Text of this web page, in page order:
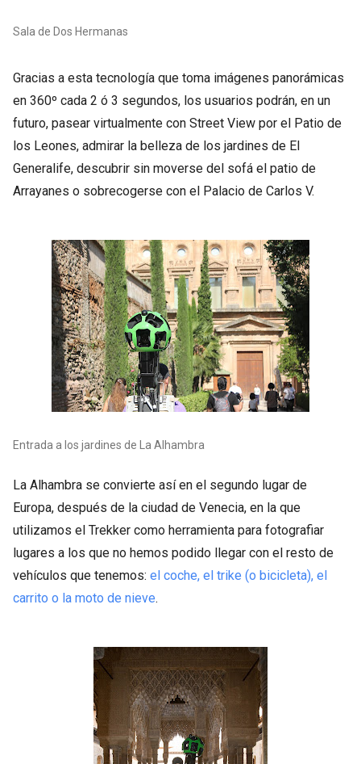
Sala de Dos Hermanas
Gracias a esta tecnología que toma imágenes panorámicas
en 360º cada 2 ó 3 segundos, los usuarios podrán, en un
futuro, pasear virtualmente con Street View por el Patio de
los Leones, admirar la belleza de los jardines de El
Generalife, descubrir sin moverse del sofá el patio de
Arrayanes o sobrecogerse con el Palacio de Carlos V.
Entrada a los jardines de La Alhambra
La Alhambra se convierte así en el segundo lugar de
Europa, después de la ciudad de Venecia, en la que
utilizamos el Trekker como herramienta para fotografiar
lugares a los que no hemos podido llegar con el resto de
vehículos que tenemos: el coche, el trike (o bicicleta), el
carrito o la moto de nieve.